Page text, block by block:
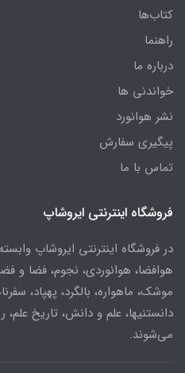
کتاب‌ها
راهنما
درباره ما
خواندنی ها
نشر هوانورد
پیگیری سفارش
تماس با ما
فروشگاه اینترنتی ایروشاپ
در فروشگاه اینترنتی ایروشاپ
هوافضا، هوانوردی، نجوم، فضا و
موشک، ماهواره، بالگرد، پهپاد،
دانستنیها، علم و دانش، تاریخ
می‌شوند.